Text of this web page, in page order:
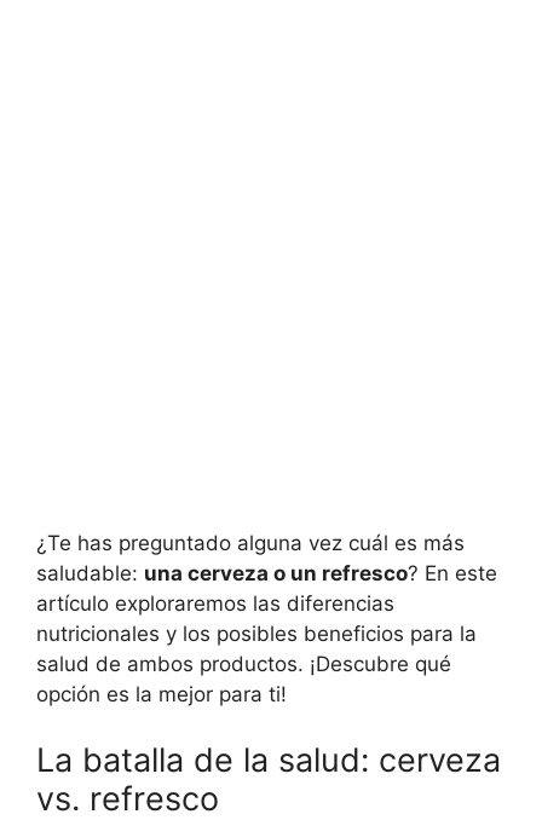
¿Te has preguntado alguna vez cuál es más
saludable: una cerveza o un refresco? En este
artículo exploraremos las diferencias
nutricionales y los posibles beneficios para la
salud de ambos productos. ¡Descubre qué
opción es la mejor para ti!
La batalla de la salud: cerveza
vs. refresco